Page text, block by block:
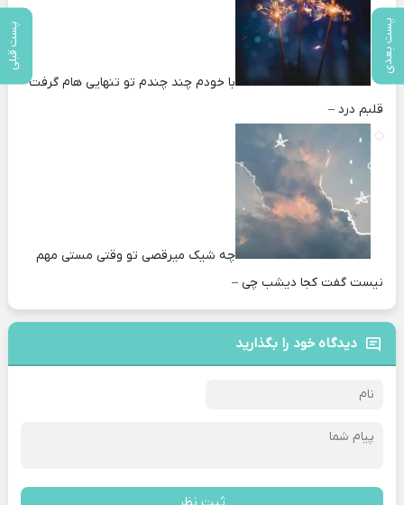
پست بعدی پست قبلی
با خودم چند چندم تو تنهایی هام گرفت
قلبم درد –
چه شیک میرقصی تو وقتی مستی مهم
نیست گفت کجا دیشب چی –
دیدگاه خود را بگذارید